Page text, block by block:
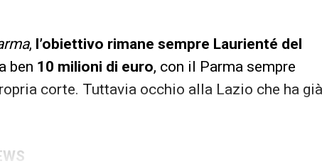
, l’obiettivo rimane sempre Laurienté del
ben 10 milioni di euro, con il Parma sempre
corte. Tuttavia occhio alla Lazio che ha già